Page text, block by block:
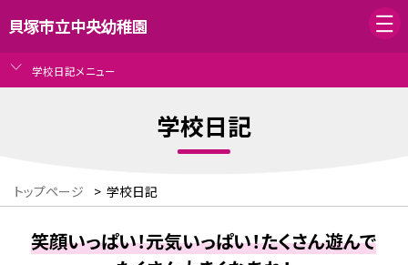
貝塚市立中央幼稚園
学校日記メニュー
学校日記
トップページ > 学校日記
笑顔いっぱい！元気いっぱい！たくさん遊んで